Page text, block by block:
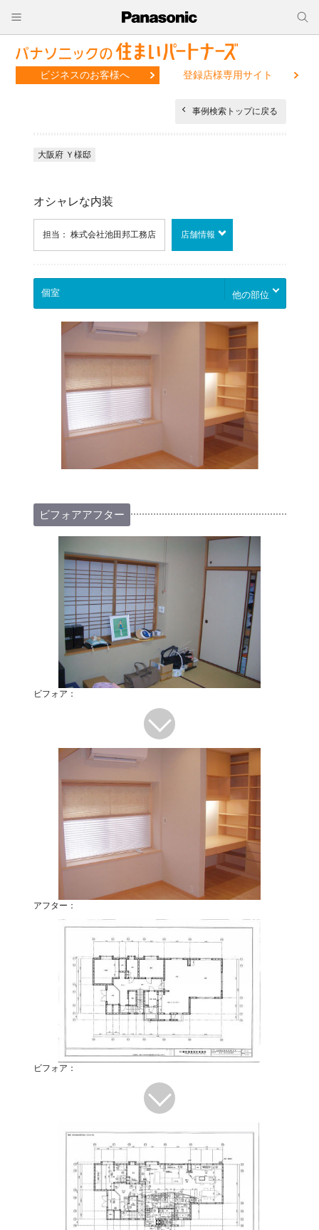
ビジネスのお客様へ 登録店様専用サイト
事例検索トップに戻る
大阪府 Ｙ様邸
オシャレな内装
担当： 株式会社池田邦工務店 店舗情報
他の部位
ビフォアアフター
ビフォア：
アフター：
ビフォア：